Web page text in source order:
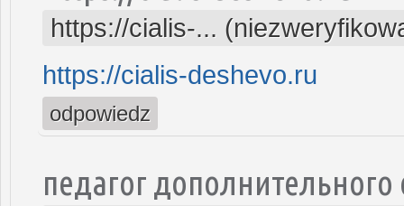
https://cialis-...
https://cialis-deshevo.ru
odpowiedz
педагог